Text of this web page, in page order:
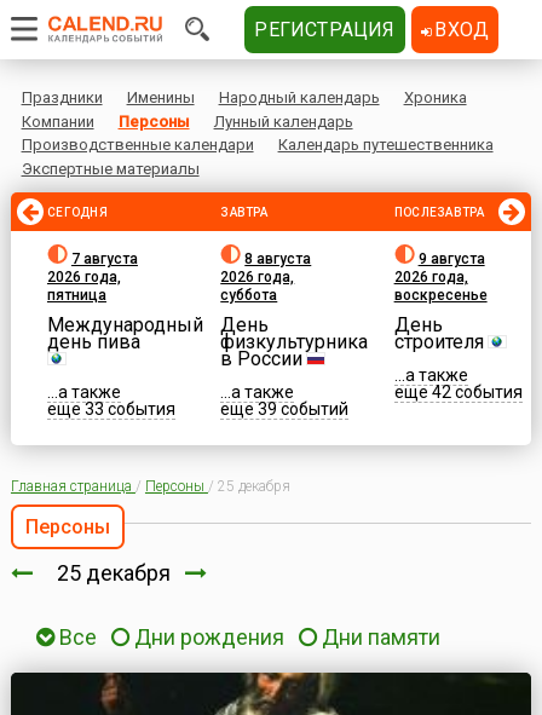
Праздники Именины Народный календарь
Хроника
Компании
Персоны
Лунный календарь
Производственные календари
Календарь путешественника
Экспертные материалы
СЕГОДНЯ
7 августа
2026 года,
пятница
Международный
день пива
...а также
еще 33 события
ЗАВТРА
8 августа
2026 года,
суббота
День
физкультурника
в России
...а также
еще 39 событий
ПОСЛЕЗАВТРА
9 августа
2026 года,
воскресенье
День
строителя
...а также
еще 42 события
Главная страница / Персоны / 25 декабря
Персоны
25 декабря
Все Дни рождения Дни памяти
РЕГИСТРАЦИЯ ВХОД